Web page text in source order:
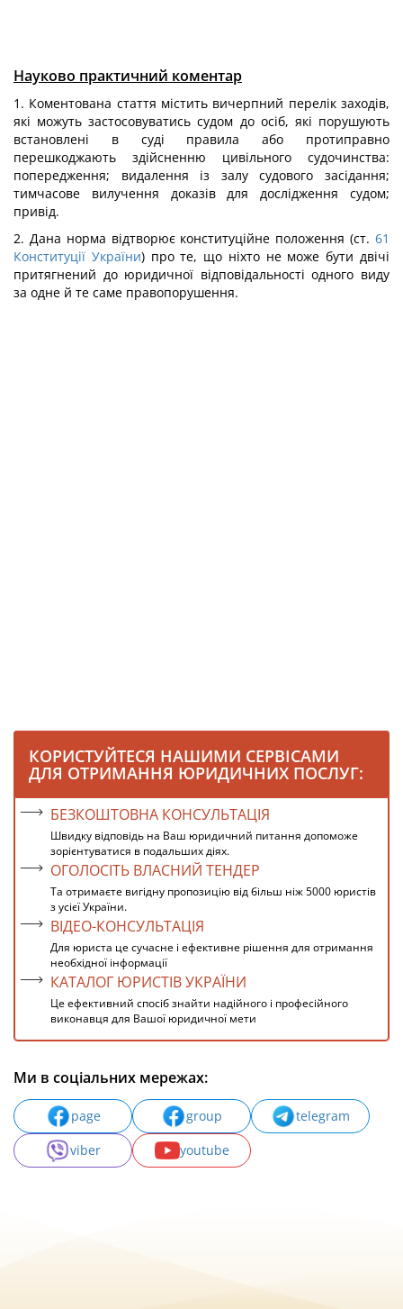
Науково практичний коментар
1. Коментована стаття містить вичерпний перелік заходів,
які можуть застосовуватись судом до осіб, які порушують
встановлені в суді правила або протиправно
перешкоджають здійсненню цивільного судочинства:
попередження; видалення із залу судового засідання;
тимчасове вилучення доказів для дослідження судом;
привід.
2. Дана норма відтворює конституційне положення (ст. 61
Конституції України) про те, що ніхто не може бути двічі
притягнений до юридичної відповідальності одного виду
за одне й те саме правопорушення.
КОРИСТУЙТЕСЯ НАШИМИ СЕРВІСАМИ
ДЛЯ ОТРИМАННЯ ЮРИДИЧНИХ ПОСЛУГ:
БЕЗКОШТОВНА КОНСУЛЬТАЦІЯ
Швидку відповідь на Ваш юридичний питання допоможе
зорієнтуватися в подальших діях.
ОГОЛОСІТЬ ВЛАСНИЙ ТЕНДЕР
Та отримаєте вигідну пропозицію від більш ніж 5000 юристів
з усієї України.
ВІДЕО-КОНСУЛЬТАЦІЯ
Для юриста це сучасне і ефективне рішення для отримання
необхідної інформації
КАТАЛОГ ЮРИСТІВ УКРАЇНИ
Це ефективний спосіб знайти надійного і професійного
виконавця для Вашої юридичної мети
Ми в соціальних мережах:
page group
telegram
viber
youtube